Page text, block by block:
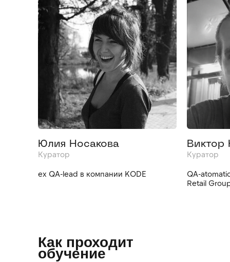
Юлия Носакова
Куратор
ex QA-lead в компании KODE
Виктор
Куратор
QA-
Retail
Как проходит
обучение